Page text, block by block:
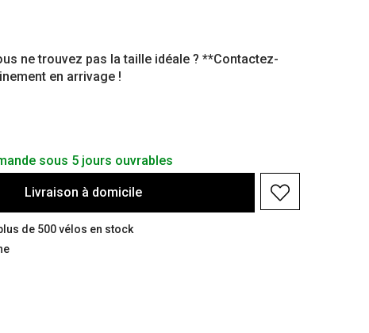
ne trouvez pas la taille idéale ? **Contactez-
en arrivage !
sous 5 jours ouvrables
Livraison à domicile
de 500 vélos en stock